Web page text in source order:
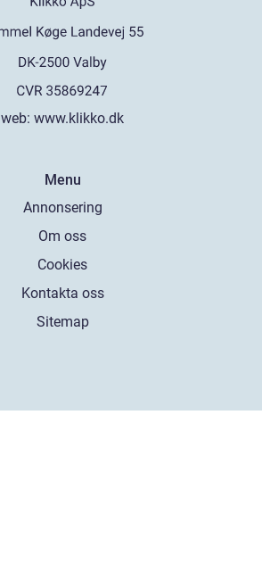
web: www.klikko.dk
Menu
Annonsering
Om oss
Cookies
Kontakta oss
Sitemap